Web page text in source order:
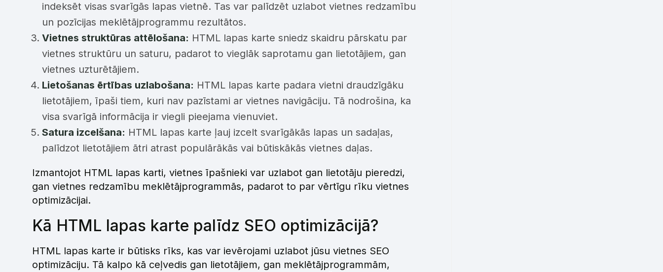
indeksēt visas svarīgās lapas vietnē. Tas var palīdzēt uzlabot vietnes redzamību
un pozīcijas meklētājprogrammu rezultātos.
Vietnes struktūras attēlošana: HTML lapas karte sniedz skaidru pārskatu par
vietnes struktūru un saturu, padarot to vieglāk saprotamu gan lietotājiem, gan
vietnes uzturētājiem.
Lietošanas ērtības uzlabošana: HTML lapas karte padara vietni draudzīgāku
lietotājiem, īpaši tiem, kuri nav pazīstami ar vietnes navigāciju. Tā nodrošina, ka
visa svarīgā informācija ir viegli pieejama vienuviet.
Satura izcelšana: HTML lapas karte ļauj izcelt svarīgākās lapas un sadaļas,
palīdzot lietotājiem ātri atrast populārākās vai būtiskākās vietnes daļas.
Izmantojot HTML lapas karti, vietnes īpašnieki var uzlabot gan lietotāju pieredzi,
gan vietnes redzamību meklētājprogrammās, padarot to par vērtīgu rīku vietnes
optimizācijai.
Kā HTML lapas karte palīdz SEO optimizācijā?
HTML lapas karte ir būtisks rīks, kas var ievērojami uzlabot jūsu vietnes SEO
optimizāciju. Tā kalpo kā ceļvedis gan lietotājiem, gan meklētājprogrammām,